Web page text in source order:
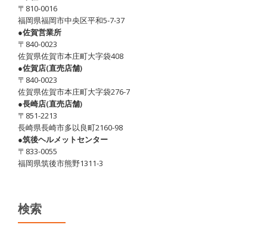
〒810-0016
福岡県福岡市中央区平和5-7-37
●佐賀営業所
〒840-0023
佐賀県佐賀市本庄町大字袋408
●佐賀店(直売店舗)
〒840-0023
佐賀県佐賀市本庄町大字袋276-7
●長崎店(直売店舗)
〒851-2213
長崎県長崎市多以良町2160-98
●筑後ヘルメットセンター
〒833-0055
福岡県筑後市熊野1311-3
検索